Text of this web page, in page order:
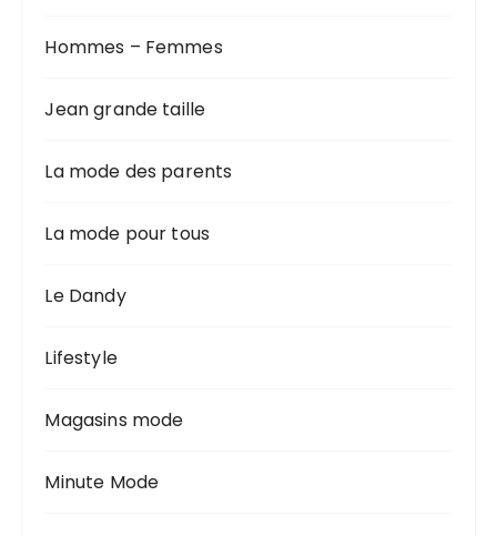
Hommes – Femmes
Jean grande taille
La mode des parents
La mode pour tous
Le Dandy
Lifestyle
Magasins mode
Minute Mode